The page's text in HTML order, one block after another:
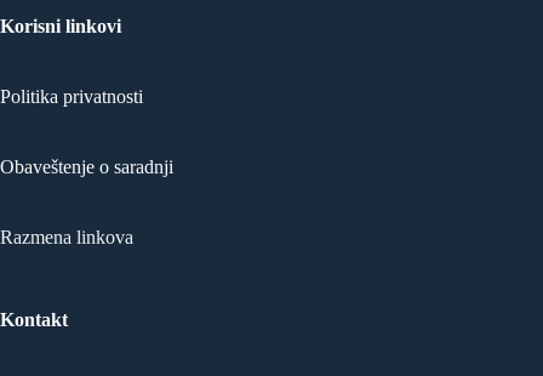
Korisni linkovi
Politika privatnosti
Obaveštenje o saradnji
Razmena linkova
Kontakt